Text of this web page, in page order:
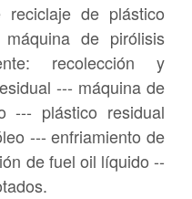
de plástico
de pirólisis
recolección y
--- máquina de
--- plástico residual
--- enfriamiento de
de fuel oil líquido --